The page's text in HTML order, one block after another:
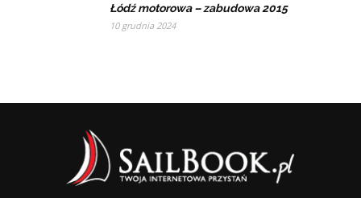
Łódź motorowa – zabudowa 2015
10 grudnia 2024